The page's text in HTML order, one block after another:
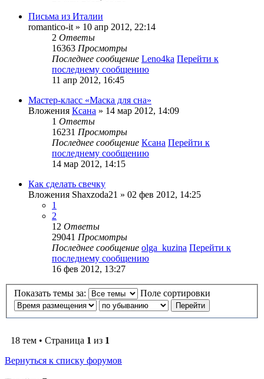
Письма из Италии
romantico-it » 10 апр 2012, 22:14
2 Ответы
16363 Просмотры
Последнее сообщение Leno4ka Перейти к
последнему сообщению
11 апр 2012, 16:45
Мастер-класс «Маска для сна»
Вложения Ксана » 14 мар 2012, 14:09
1 Ответы
16231 Просмотры
Последнее сообщение Ксана Перейти к
последнему сообщению
14 мар 2012, 14:15
Как сделать свечку
Вложения Shaxzoda21 » 02 фев 2012, 14:25
1
2
12 Ответы
29041 Просмотры
Последнее сообщение olga_kuzina Перейти к
последнему сообщению
16 фев 2012, 13:27
Показать темы за: Поле сортировки
18 тем • Страница 1 из 1
Вернуться к списку форумов